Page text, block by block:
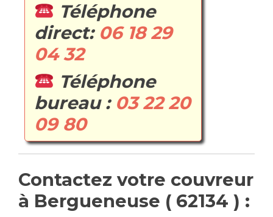
Téléphone
direct: 06 18 29
04 32
Téléphone
bureau : 03 22 20
09 80
Contactez votre couvreur
à Bergueneuse ( 62134 ) :